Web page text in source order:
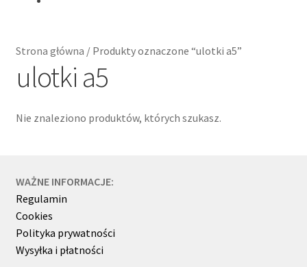
Oferty specjalne
Strona główna / Produkty oznaczone “ulotki a5”
ulotki a5
Nie znaleziono produktów, których szukasz.
WAŻNE INFORMACJE:
Regulamin
Cookies
Polityka prywatności
Wysyłka i płatności